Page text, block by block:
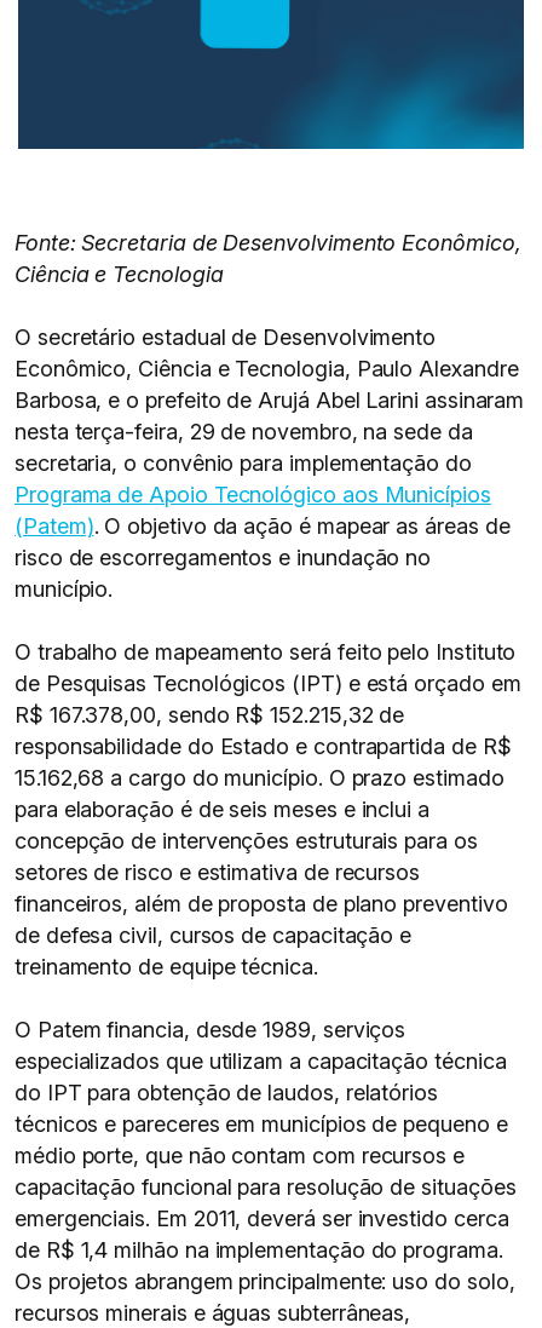
Fonte: Secretaria de Desenvolvimento Econômico,
Ciência e Tecnologia
O secretário estadual de Desenvolvimento
Econômico, Ciência e Tecnologia, Paulo Alexandre
Barbosa, e o prefeito de Arujá Abel Larini assinaram
nesta terça-feira, 29 de novembro, na sede da
secretaria, o convênio para implementação do
Programa de Apoio Tecnológico aos Municípios
(Patem). O objetivo da ação é mapear as áreas de
risco de escorregamentos e inundação no
município.
O trabalho de mapeamento será feito pelo Instituto
de Pesquisas Tecnológicos (IPT) e está orçado em
R$ 167.378,00, sendo R$ 152.215,32 de
responsabilidade do Estado e contrapartida de R$
15.162,68 a cargo do município. O prazo estimado
para elaboração é de seis meses e inclui a
concepção de intervenções estruturais para os
setores de risco e estimativa de recursos
financeiros, além de proposta de plano preventivo
de defesa civil, cursos de capacitação e
treinamento de equipe técnica.
O Patem financia, desde 1989, serviços
especializados que utilizam a capacitação técnica
do IPT para obtenção de laudos, relatórios
técnicos e pareceres em municípios de pequeno e
médio porte, que não contam com recursos e
capacitação funcional para resolução de situações
emergenciais. Em 2011, deverá ser investido cerca
de R$ 1,4 milhão na implementação do programa.
Os projetos abrangem principalmente: uso do solo,
recursos minerais e águas subterrâneas,